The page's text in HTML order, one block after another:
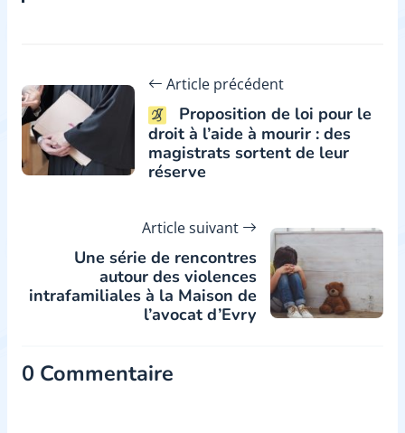
Article précédent
Proposition de loi pour le
droit à l’aide à mourir : des
magistrats sortent de leur
réserve
Article suivant
Une série de rencontres
autour des violences
intrafamiliales à la Maison de
l’avocat d’Evry
0 Commentaire